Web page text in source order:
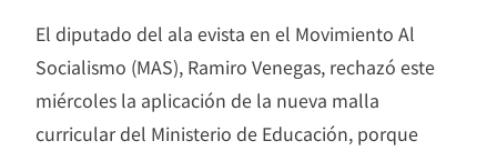
El diputado del ala evista en el Movimiento Al
Socialismo (MAS), Ramiro Venegas, rechazó este
miércoles la aplicación de la nueva malla
curricular del Ministerio de Educación, porque